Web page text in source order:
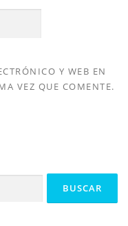
Y WEB EN
VEZ QUE COMENTE.